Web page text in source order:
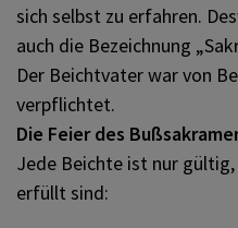
sich selbst zu erfahren.
auch die Bezeichnung
Der Beichtvater war von
verpflichtet.
Die Feier des
Jede Beichte ist nur
erfüllt sind: